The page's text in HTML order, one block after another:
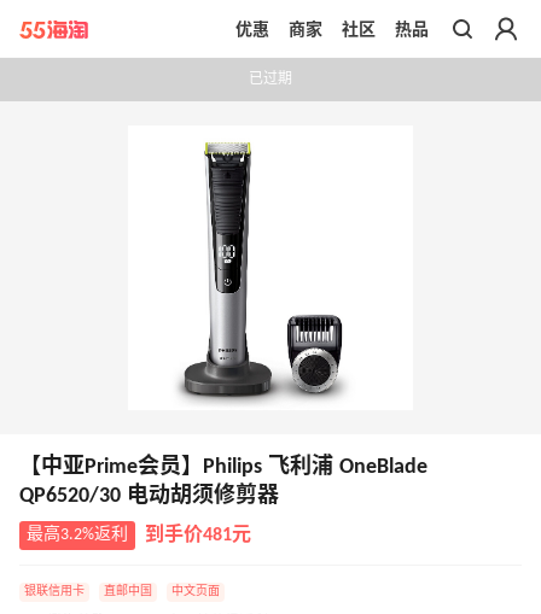
带你去官网买正品
优惠 商家 社区 热品
已过期
【中亚Prime会员】Philips 飞利浦 OneBlade
QP6520/30 电动胡须修剪器
最高3.2%返利 到手价481元
银联信用卡 直邮中国 中文页面